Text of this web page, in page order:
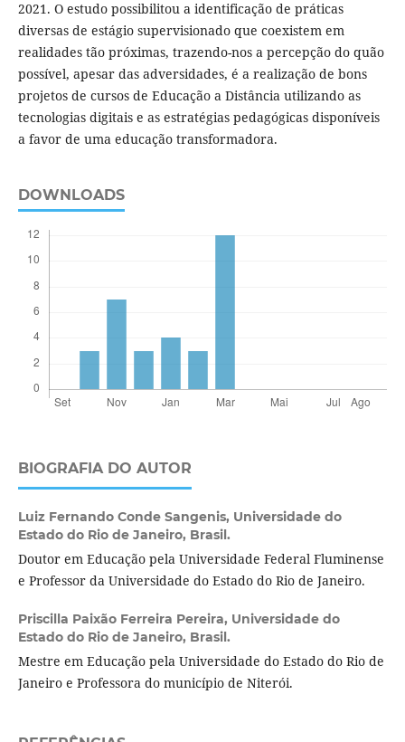
2021. O estudo possibilitou a identificação de práticas
diversas de estágio supervisionado que coexistem em
realidades tão próximas, trazendo-nos a percepção do quão
possível, apesar das adversidades, é a realização de bons
projetos de cursos de Educação a Distância utilizando as
tecnologias digitais e as estratégias pedagógicas disponíveis
a favor de uma educação transformadora.
DOWNLOADS
BIOGRAFIA DO AUTOR
Luiz Fernando Conde Sangenis, Universidade do
Estado do Rio de Janeiro, Brasil.
Doutor em Educação pela Universidade Federal Fluminense
e Professor da Universidade do Estado do Rio de Janeiro.
Priscilla Paixão Ferreira Pereira, Universidade do
Estado do Rio de Janeiro, Brasil.
Mestre em Educação pela Universidade do Estado do Rio de
Janeiro e Professora do município de Niterói.